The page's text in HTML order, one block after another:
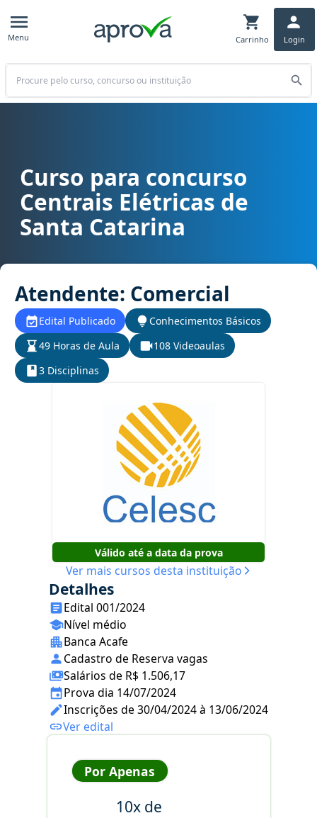
Menu Carrinho Login
Buscar
Curso para concurso Celesc - Centrais Elétricas de Santa
Curso para concurso
Centrais Elétricas de
Santa Catarina
Atendente: Comercial
Edital Publicado
Conhecimentos Básicos
49 Horas de Aula
108 Videoaulas
3 Disciplinas
Válido até a data da prova
Ver mais cursos desta instituição
Detalhes
Edital 001/2024
Nível médio
Banca Acafe
Cadastro de Reserva vagas
Salários de R$ 1.506,17
Prova dia 14/07/2024
Inscrições de 30/04/2024 à 13/06/2024
Ver edital
Por Apenas
10x de